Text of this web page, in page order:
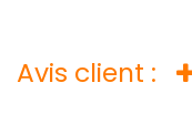
Avis client :